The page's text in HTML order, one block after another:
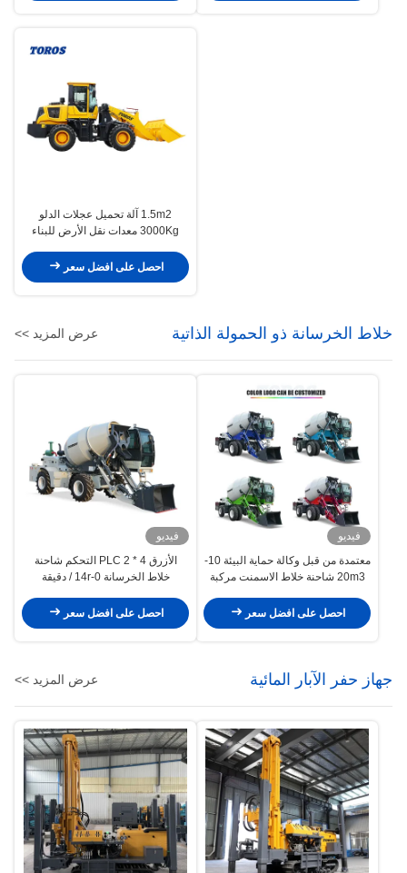
1.5m2 آلة تحميل عجلات الدلو
3000Kg معدات نقل الأرض للبناء
احصل على افضل سعر
خلاط الخرسانة ذو الحمولة الذاتية عرض المزيد >>
فيديو
معتمدة من قبل وكالة حماية البيئة 10-
20m3 شاحنة خلاط الاسمنت مركبة
احصل على افضل سعر
فيديو
الأزرق 4 * 2 PLC التحكم شاحنة
خلاط الخرسانة 0-14r / دقيقة
احصل على افضل سعر
جهاز حفر الآبار المائية عرض المزيد >>